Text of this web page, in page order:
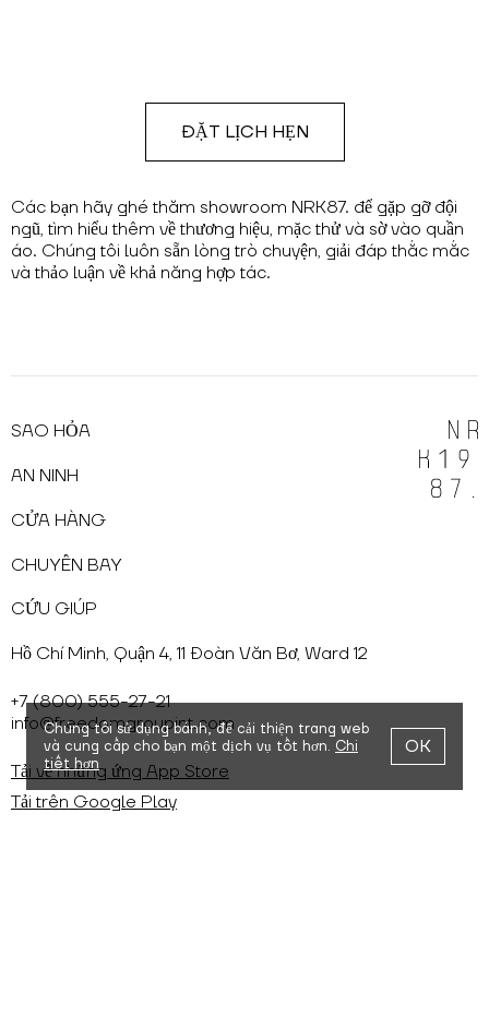
Các bạn hãy ghé thăm showroom NRK87. để gặp gỡ đội
ngũ, tìm hiểu thêm về thương hiệu, mặc thử và sờ vào quần
áo. Chúng tôi luôn sẵn lòng trò chuyện, giải đáp thắc mắc
và thảo luận về khả năng hợp tác.
ĐẶT LỊCH HẸN
SAO HỎA
AN NINH
CỬA HÀNG
CHUYẾN BAY
CỨU GIÚP
Hồ Chí Minh, Quận 4, 11 Đoàn Văn Bơ, Ward 12
+7 (800) 555-27-21
info@freedomgroupint.com
Tải về những ứng App Store
Tải trên Google Play
Chúng tôi sử dụng bánh,để cải thiện trang web
và cung cấp cho bạn một dịch vụ tốt hơn. Chi
tiết hơn
OK